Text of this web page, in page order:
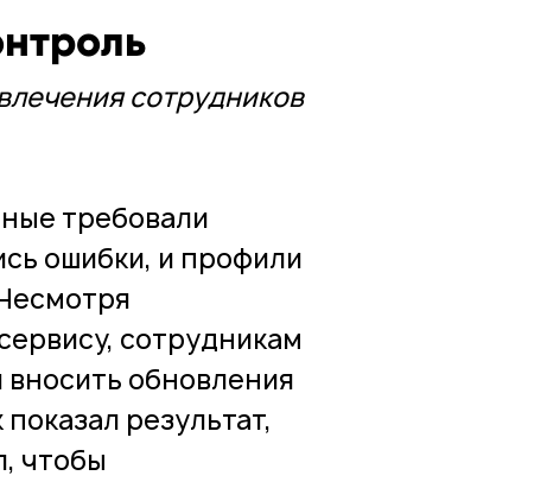
сотрудников
требовали
ошибки, и профили
сотрудникам
обновления
результат,
чтобы